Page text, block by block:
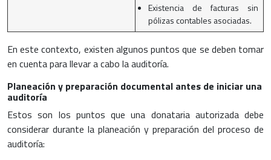
Existencia de facturas sin
pólizas contables asociadas.
En este contexto, existen algunos puntos que se deben tomar
en cuenta para llevar a cabo la auditoría.
Planeación y preparación documental antes de iniciar una
auditoría
Estos son los puntos que una donataria autorizada debe
considerar durante la planeación y preparación del proceso de
auditoría: